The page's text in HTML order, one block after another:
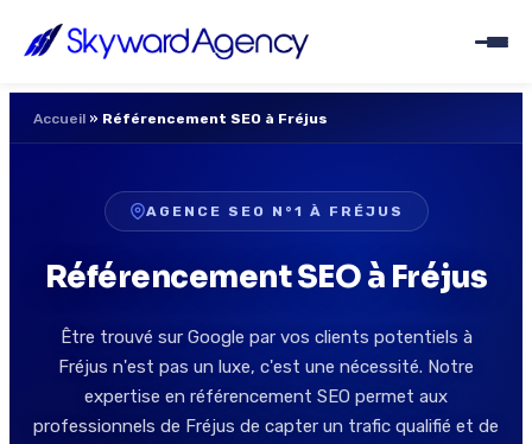
Accueil » Référencement SEO à Fréjus
AGENCE SEO N°1 À FRÉJUS
Référencement SEO à Fréjus
Être trouvé sur Google par vos clients potentiels à
Fréjus n'est pas un luxe, c'est une nécessité. Notre
expertise en référencement SEO permet aux
professionnels de Fréjus de capter un trafic qualifié et de